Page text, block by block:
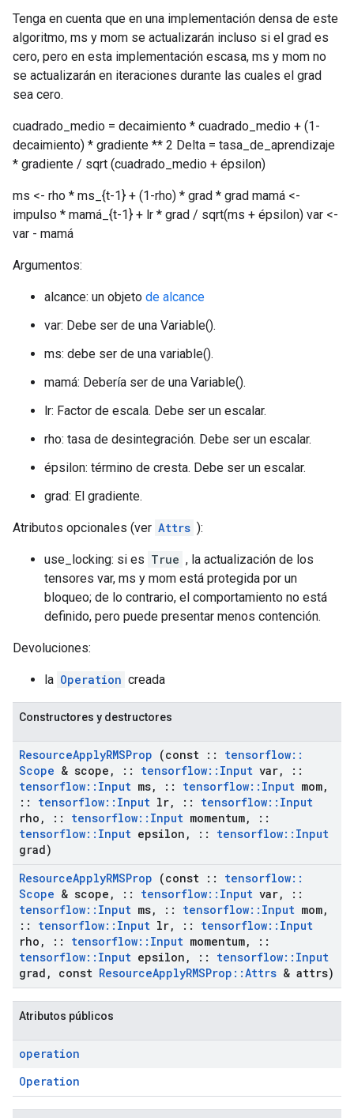
Tenga en cuenta que en una implementación densa de este
algoritmo, ms y mom se actualizarán incluso si el grad es
cero, pero en esta implementación escasa, ms y mom no
se actualizarán en iteraciones durante las cuales el grad
sea cero.
cuadrado_medio = decaimiento * cuadrado_medio + (1-
decaimiento) * gradiente ** 2 Delta = tasa_de_aprendizaje
* gradiente / sqrt (cuadrado_medio + épsilon)
ms <- rho * ms_{t-1} + (1-rho) * grad * grad mamá <-
impulso * mamá_{t-1} + lr * grad / sqrt(ms + épsilon) var <-
var - mamá
Argumentos:
alcance: un objeto de alcance
var: Debe ser de una Variable().
ms: debe ser de una variable().
mamá: Debería ser de una Variable().
lr: Factor de escala. Debe ser un escalar.
rho: tasa de desintegración. Debe ser un escalar.
épsilon: término de cresta. Debe ser un escalar.
grad: El gradiente.
Atributos opcionales (ver Attrs ):
use_locking: si es True , la actualización de los
tensores var, ms y mom está protegida por un
bloqueo; de lo contrario, el comportamiento no está
definido, pero puede presentar menos contención.
Devoluciones:
la Operation creada
Constructores y destructores
ResourceApplyRMSProp (const :: tensorflow::
Scope & scope , :: tensorflow:: Input var,
::
tensorflow:: Input ms, :: tensorflow:: Input mom,
::
tensorflow:: Input lr, :: tensorflow:: Input
rho , :: tensorflow:: Input momentum,
::
tensorflow:: Input epsilon , :: tensorflow:: Input
grad)
ResourceApplyRMSProp (const :: tensorflow::
Scope & scope , :: tensorflow:: Input var,
::
tensorflow:: Input ms, :: tensorflow:: Input mom,
::
tensorflow:: Input lr, :: tensorflow:: Input
rho , :: tensorflow:: Input momentum,
::
tensorflow:: Input epsilon , :: tensorflow:: Input
grad , const ResourceApplyRMSProp ::Attrs & attrs)
Atributos públicos
operation
Operation